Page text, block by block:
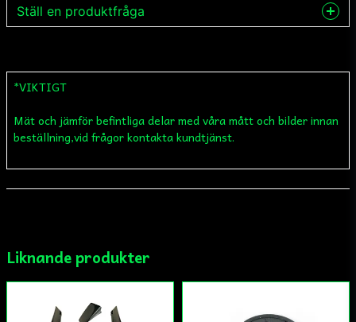
Ställ en produktfråga
name
Namn
email
Ja, ni får publicera min fråga
*VIKTIGT
Mät och jämför befintliga delar med våra mått och bilder innan
beställning,vid frågor kontakta kundtjänst.
Liknande produkter